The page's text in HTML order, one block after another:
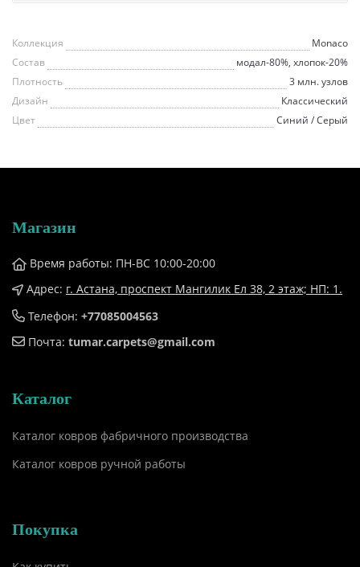
Коллекция
Monaco
Состав
модал-80%, хлопок-20%
Плотность
3 млн. узлов
Дизайн
Классический
Цвет
Синий / Серый
Магазин
Время работы: ПН-ВС 10:00-20:00
Адрес: г. Астана, проспект Мангилик Ел 38, ​2 этаж; НП: 1.
Телефон: +77085004563
Почта: tumar.carpets@gmail.com
Каталог
Каталог ковров фабричного производства
Каталог ковров ручной работы
Покупка